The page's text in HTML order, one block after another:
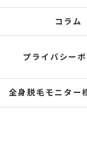
コラム
プライバシー
全身脱毛モニター